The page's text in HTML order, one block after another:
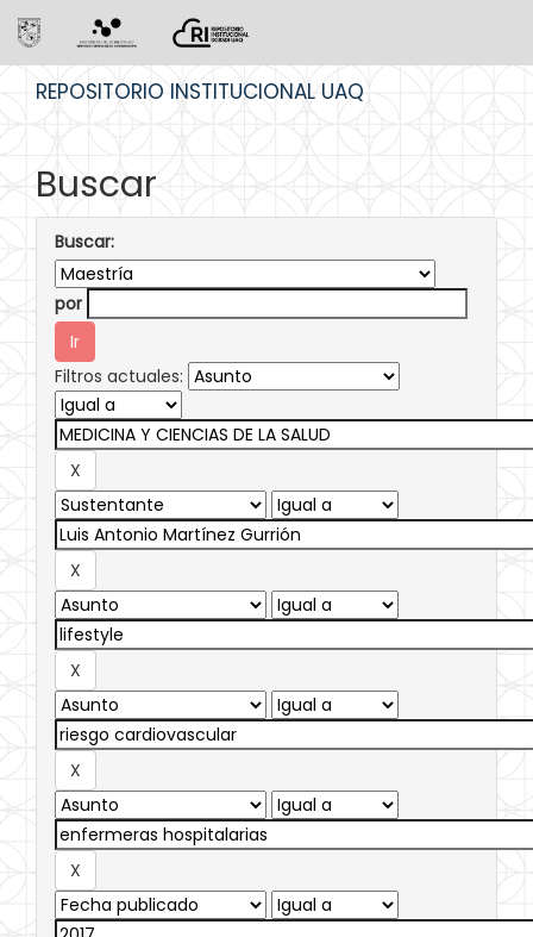
REPOSITORIO INSTITUCIONAL UAQ
Buscar
Buscar:
por
Filtros actuales: